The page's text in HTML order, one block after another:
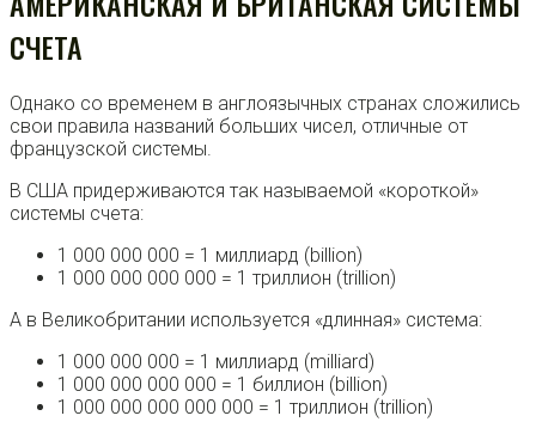
СЧЕТА
Однако со временем в англоязычных странах сложились
свои правила названий больших чисел, отличные от
французской системы.
В США придерживаются так называемой «короткой»
системы счета:
1 000 000 000 = 1 миллиард (billion)
1 000 000 000 000 = 1 триллион (trillion)
А в Великобритании используется «длинная» система:
1 000 000 000 = 1 миллиард (milliard)
1 000 000 000 000 = 1 биллион (billion)
1 000 000 000 000 000 = 1 триллион (trillion)